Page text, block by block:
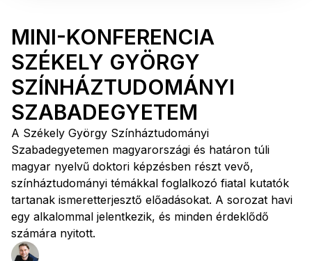
MINI-KONFERENCIA
SZÉKELY GYÖRGY
SZÍNHÁZTUDOMÁNYI
SZABADEGYETEM
A Székely György Színháztudományi
Szabadegyetemen magyarországi és határon túli
magyar nyelvű doktori képzésben részt vevő,
színháztudományi témákkal foglalkozó fiatal kutatók
tartanak ismeretterjesztő előadásokat. A sorozat havi
egy alkalommal jelentkezik, és minden érdeklődő
számára nyitott.